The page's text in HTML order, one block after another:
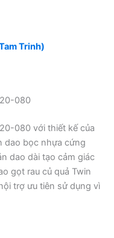
Trinh)
080
080 với thiết kế của
dao bọc nhựa cứng
dao dài tạo cảm giác
gọt rau củ quả Twin
trợ ưu tiên sử dụng vì